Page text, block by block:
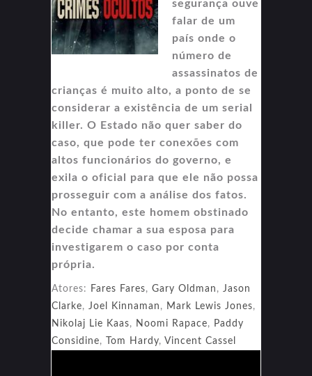
segurança ouve
falar de um
país onde o
número de
assassinatos de
crianças é muito alto, a ponto de se
considerar a existência de um serial
killer. O Estado não quer saber do
caso, que pode ter conexões com
altos funcionários do governo, e
exila o oficial para que ele não possa
prosseguir com a análise dos fatos.
No entanto, este homem obstinado
decide chamar a sua esposa para
investigarem o caso por conta
própria.
Atores: Fares Fares, Gary Oldman , Jason
Clarke, Joel Kinnaman , Mark Lewis Jones,
Nikolaj Lie Kaas, Noomi Rapace, Paddy
Considine, Tom Hardy, Vincent Cassel